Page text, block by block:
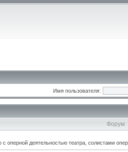
Имя пользователя:
Форум
оперной деятельностью театра, солистами